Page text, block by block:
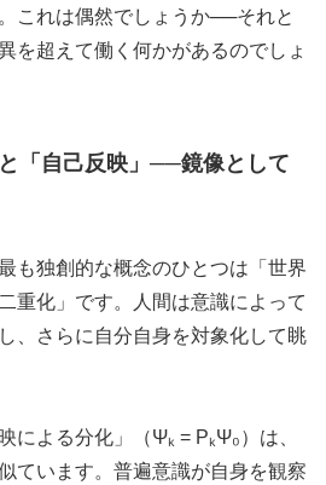
これは偶然でしょうか──それと
を超えて働く何かがあるのでしょ
「自己反映」──鏡像として
も独創的な概念のひとつは「世界
重化」です。人間は意識によって
、さらに自分自身を対象化して眺
による分化」（Ψₖ = PₖΨ₀）は、
ています。普遍意識が自身を観察